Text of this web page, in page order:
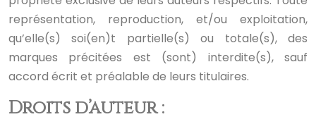
représentation, reproduction, et/ou exploitation,
qu’elle(s) soi(en)t partielle(s) ou totale(s), des
marques précitées est (sont) interdite(s), sauf
accord écrit et préalable de leurs titulaires.
Droits d’auteur :